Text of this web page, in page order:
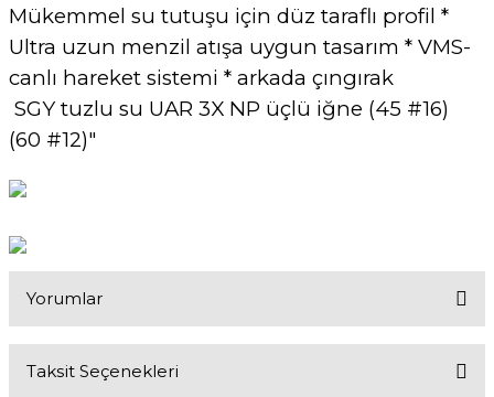
Mükemmel su tutuşu için düz taraflı profil *
Ultra uzun menzil atışa uygun tasarım * VMS-
canlı hareket sistemi * arkada çıngırak
SGY tuzlu su UAR 3X NP üçlü iğne (45 #16)
(60 #12)"
Yorumlar
Taksit Seçenekleri